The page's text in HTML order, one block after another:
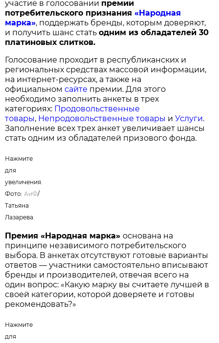
участие в голосовании премии
потребительского признания«Народная
марка», поддержать бренды, которым доверяют,
и получить шанс статьодним из обладателей 30
платиновых слитков.
Голосование проходит в республиканских и
региональных средствах массовой информации,
на интернет-ресурсах, а также на
официальномсайте премии. Для этого
необходимо заполнить анкеты в трех
категориях: Продовольственные
товары, Непродовольственные товары иУслуги.
Заполнение всех трех анкет увеличивает шансы
стать одним из обладателей призового фонда.
Нажмите для увеличения. Фото:АиФ/Татьяна Лазарева.
принципе независимого потребительского
выбора. В анкетах отсутствуют готовые варианты